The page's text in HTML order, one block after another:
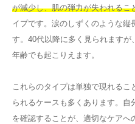
が減少し、肌の弾力が失われるこ
イプです。涙のしずくのような縦
す。40代以降に多く見られます
年齢でも起こりえます。
これらのタイプは単独で現れる
られるケースも多くあります。
を確認することが、適切なケアへ